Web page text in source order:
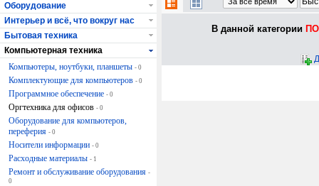
В данной категории
Оборудование
Интерьер и всё, что вокруг нас
Бытовая техника
Компьютерная техника
Компьютеры, ноутбуки, планшеты - 0
Комплектующие для компьютеров - 0
Программное обеспечение - 0
Оргтехника для офисов - 0
Оборудование для компьютеров,
переферия - 0
Носители информации - 0
Расходные материалы - 1
Ремонт и обслуживание оборудования -
0